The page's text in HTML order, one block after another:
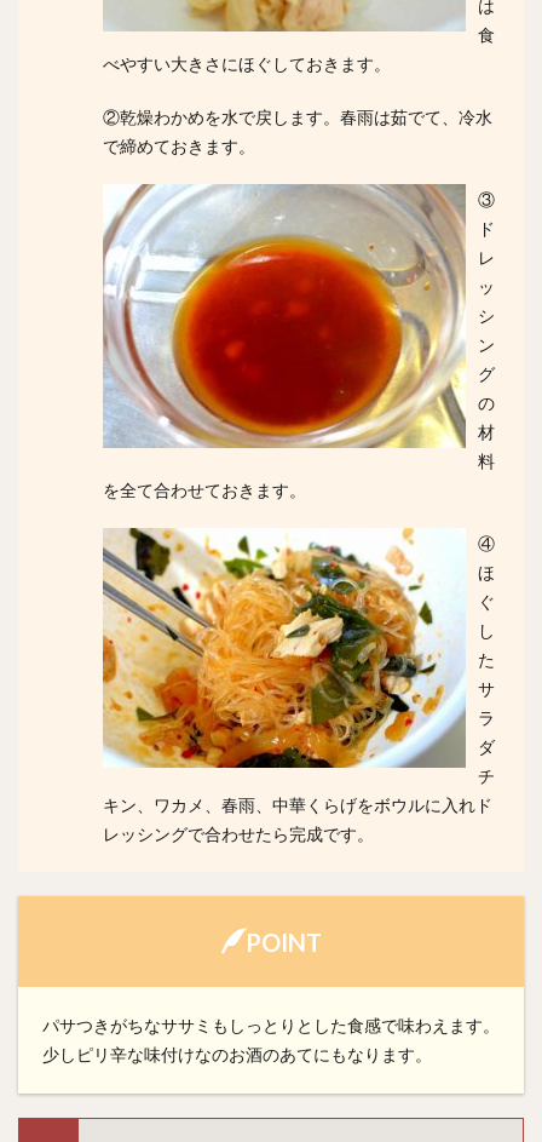
は
食
べやすい大きさにほぐしておきます。
②乾燥わかめを水で戻します。春雨は茹でて、冷水
で締めておきます。
③
ド
レ
ッ
シ
ン
グ
の
材
料
を全て合わせておきます。
④
ほ
ぐ
し
た
サ
ラ
ダ
チ
キン、ワカメ、春雨、中華くらげをボウルに入れド
レッシングで合わせたら完成です。
POINT
パサつきがちなササミもしっとりとした食感で味わえます。
少しピリ辛な味付けなのお酒のあてにもなります。